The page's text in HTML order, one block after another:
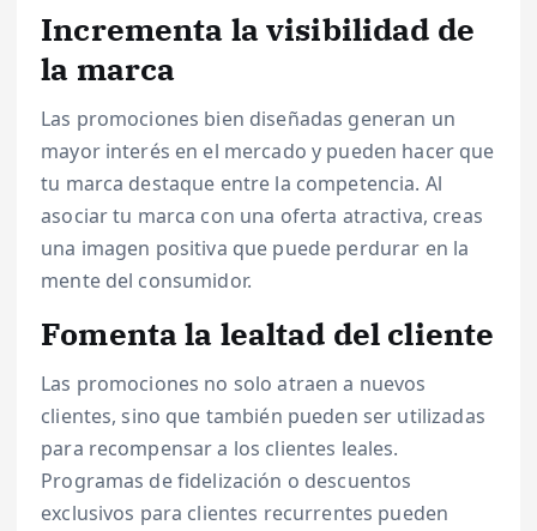
Incrementa la visibilidad de
la marca
Las promociones bien diseñadas generan un
mayor interés en el mercado y pueden hacer que
tu marca destaque entre la competencia. Al
asociar tu marca con una oferta atractiva, creas
una imagen positiva que puede perdurar en la
mente del consumidor.
Fomenta la lealtad del cliente
Las promociones no solo atraen a nuevos
clientes, sino que también pueden ser utilizadas
para recompensar a los clientes leales.
Programas de fidelización o descuentos
exclusivos para clientes recurrentes pueden